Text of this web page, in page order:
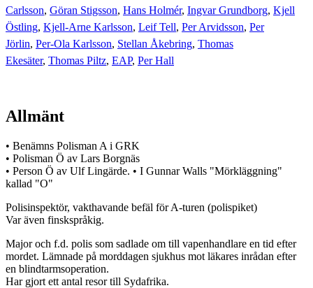
Carlsson, Göran Stigsson, Hans Holmér, Ingvar Grundborg, Kjell
Östling, Kjell-Arne Karlsson, Leif Tell, Per Arvidsson, Per
Jörlin, Per-Ola Karlsson, Stellan Åkebring, Thomas
Ekesäter, Thomas Piltz, EAP, Per Hall
Allmänt
• Benämns Polisman A i GRK
• Polisman Ö av Lars Borgnäs
• Person Ö av Ulf Lingärde. • I Gunnar Walls "Mörkläggning"
kallad "O"
Polisinspektör, vakthavande befäl för A-turen (polispiket)
Var även finskspråkig.
Major och f.d. polis som sadlade om till vapenhandlare en tid efter
mordet. Lämnade på morddagen sjukhus mot läkares inrådan efter
en blindtarmsoperation.
Har gjort ett antal resor till Sydafrika.